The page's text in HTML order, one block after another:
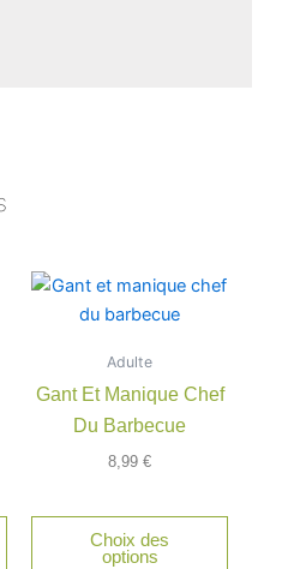
variations.
être
Adulte
Gant Et Manique Chef
Du Barbecue
8,99 €
Choix des
options